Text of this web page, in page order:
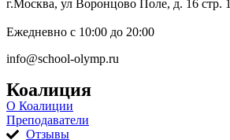
г.Москва, ул Воронцово Поле, д. 16 стр. 1
Ежедневно с 10:00 до 20:00
info@school-olymp.ru
Коалиция
О Коалиции
Преподаватели
Отзывы